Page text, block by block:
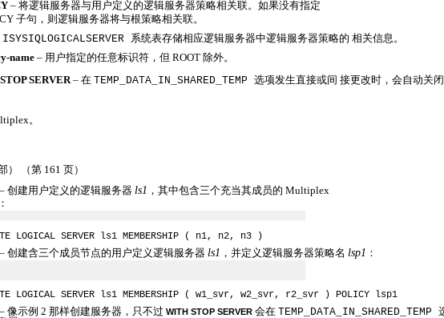
– 将逻辑服务器与用户定义的逻辑服务器策略相关联。如果没有指定
子句，则逻辑服务器将与根策略相关联。
系统表存储相应逻辑服务器中逻辑服务器策略的 相关信息。
name – 用户指定的任意标识符，但 ROOT 除外。
SERVER– 在 TEMP_DATA_IN_SHARED_TEMP 选项发生直接或间 接更改时，会自动关
。
） （第 161页）
– 创建用户定义的逻辑服务器 ls1 ，其中包含三个充当其成员的 Multiplex
LOGICAL SERVER ls1 MEMBERSHIP ( n1, n2, n3 )
– 创建含三个成员节点的用户定义逻辑服务器 ls1 ，并定义逻辑服务器策略名 lsp1 ：
LOGICAL SERVER ls1 MEMBERSHIP ( w1_svr, w2_svr, r2_svr ) POLICY lsp1
– 像示例 2 那样创建服务器，只不过 WITH STOP SERVER 会在 TEMP_DATA_IN_SHARED_TEMP